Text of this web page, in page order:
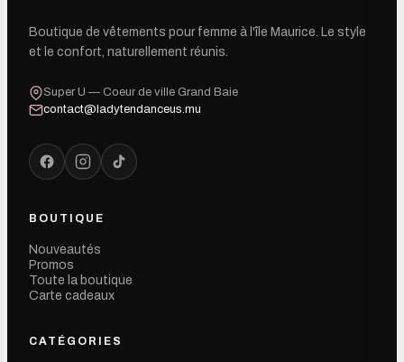
Boutique de vêtements pour femme à l'île Maurice. Le style
et le confort, naturellement réunis.
Super U — Coeur de ville Grand Baie
contact@ladytendanceus.mu
BOUTIQUE
Nouveautés
Promos
Toute la boutique
Carte cadeaux
CATÉGORIES